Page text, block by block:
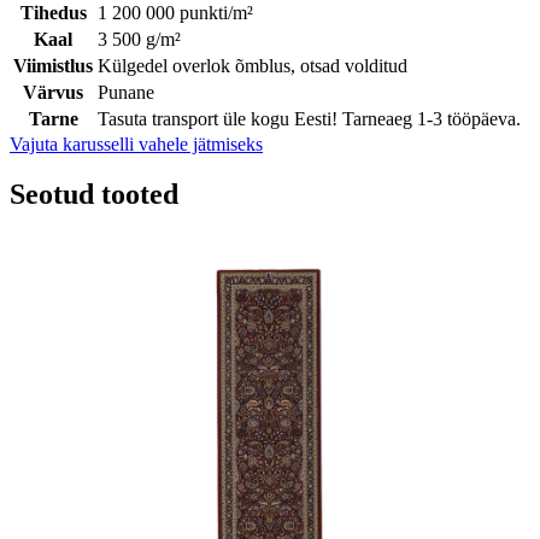
Tihedus
1 200 000 punkti/m²
Kaal
3 500 g/m²
Viimistlus Külgedel overlok õmblus, otsad volditud
Värvus
Punane
Tarne
Tasuta transport üle kogu Eesti! Tarneaeg 1-3 tööpäeva.
Vajuta karusselli vahele jätmiseks
Seotud tooted